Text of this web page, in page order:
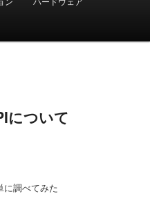
について
に調べてみた